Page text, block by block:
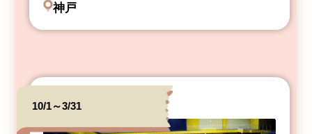
神戸
10/1～3/31